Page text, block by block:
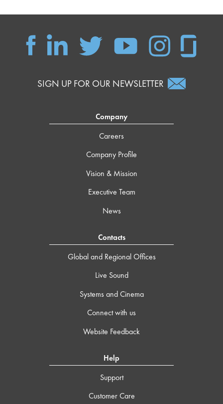
SIGN UP FOR OUR NEWSLETTER
Company
Careers
Company Profile
Vision & Mission
Executive Team
News
Contacts
Global and Regional Offices
Live Sound
Systems and Cinema
Connect with us
Website Feedback
Help
Support
Customer Care